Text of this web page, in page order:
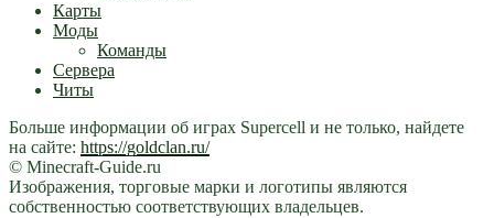
Карты
Моды
Команды
Сервера
Читы
Больше информации об играх Supercell и не только, найдете
на сайте: https://goldclan.ru/
© Minecraft-Guide.ru
Изображения, торговые марки и логотипы являются
собственностью соответствующих владельцев.